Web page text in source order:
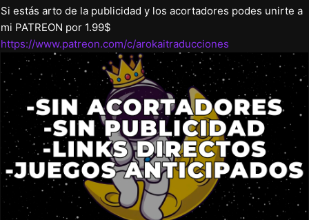
0 0 Responder
Author
Arokai 6 meses de antigüedad
EN ESTE JUEGO HAY UN ERROR QUE SOLO PASA CON
JOIPLAY, DEBEREAN USAR EL EMULADOR MALDIVES
Maldives player(RPG MV/MZ) – Apps on Google Play